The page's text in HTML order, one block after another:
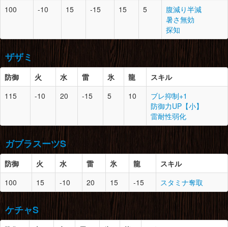
脚
19 1
桃毛獣の剛毛×3
強靭な鳥竜皮×2
ドラグライト鉱石×4
天空の結晶×2
ランポスの上鱗×3
鳴き袋×4
ランポスの上鱗×3
ドラグライト鉱石×2
脚
19 0
ランポスの上鱗×3
強靭な鳥竜皮×3
上質な鳥竜骨×4
マカライト鉱石×4
腰
20 0
堅竜骨×6
ノヴァクリスタル×1
脚
20 0
堅竜骨×6
ノヴァクリスタル×1
100
-10 15 -15 15 5
腹減り半減
暑さ無効
探知
頭
20 2
砂竜の上鱗×3
砂竜の上ヒレ×1
マカライト鉱石×5
鉄鉱石×10
胴
20 2
砂竜の上鱗×2
砂竜の上ヒレ×2
ライトクリスタル×2
鉄鉱石×10
20
カブレライト鉱石×2
とがった爪×4
腰
20 1
砂竜の上鱗×2
砂竜の上ヒレ×1
ドラグライト鉱石×4
鉄鉱石×10
ザザミ
防御 火 水 雷 氷 龍
スキル
115
-10 20 -15 5 10
ブレ抑制+1
防御力UP【小】
雷耐性弱化
頭
20 1
盾蟹の堅殻×2
盾蟹の尖爪×2
カブレライト鉱石×3
大水袋×1
胴
20 2
盾蟹の堅殻×3
盾蟹の尖爪×1
ドスヘラクレス×3
堅牢な骨×3
腕
20 2
盾蟹の堅殻×2
ガブラスーツS
防御 火 水 雷 氷 龍
スキル
100
15 -10 20 15 -15 スタミナ奪取
防御 スロット
必要素材
頭
20 2
翼蛇竜の上皮×1
翼蛇竜の頭×3
ガマのコイン×1
ケチャS